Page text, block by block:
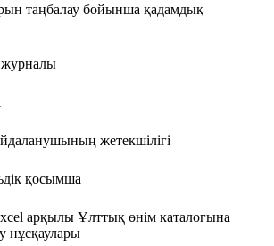
таңбалау бойынша қадамдық
журналы
жетекшілігі
қосымша
арқылы Ұлттық өнім каталогына
нұсқаулары